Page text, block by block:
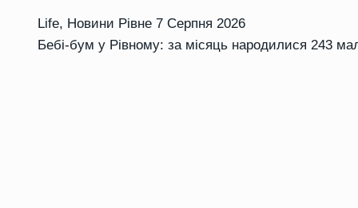
Life, Новини Рівне 7 Серпня 2026
Бебі-бум у Рівному: за місяць народилися 243